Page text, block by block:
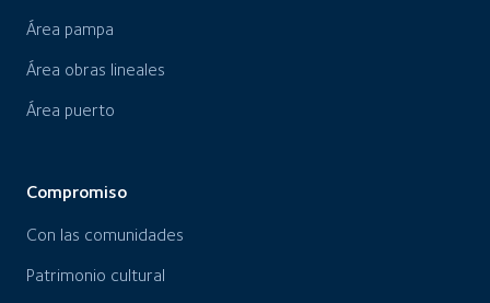
Área pampa
Área obras lineales
Área puerto
Compromiso
Con las comunidades
Patrimonio cultural